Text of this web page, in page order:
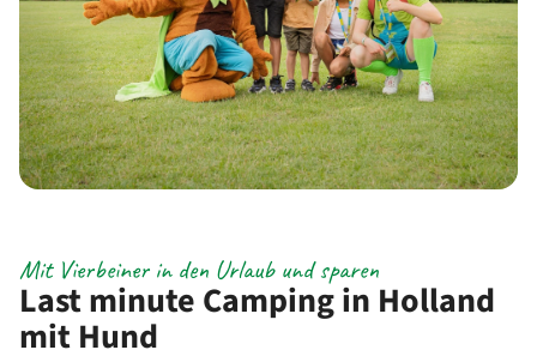
Last minute Camping in Holland
mit Hund
Mit Vierbeiner in den Urlaub und sparen